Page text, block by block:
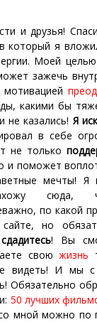
и друзья!
который я
Моей
зажечь
какими бы
казались! Я
в себе
не только
и поможет
мечты! Я
сюда,
по какой
но
! Вы
своюжизнь
видеть! И мы
Обязательно
50 лучших
мной можно по